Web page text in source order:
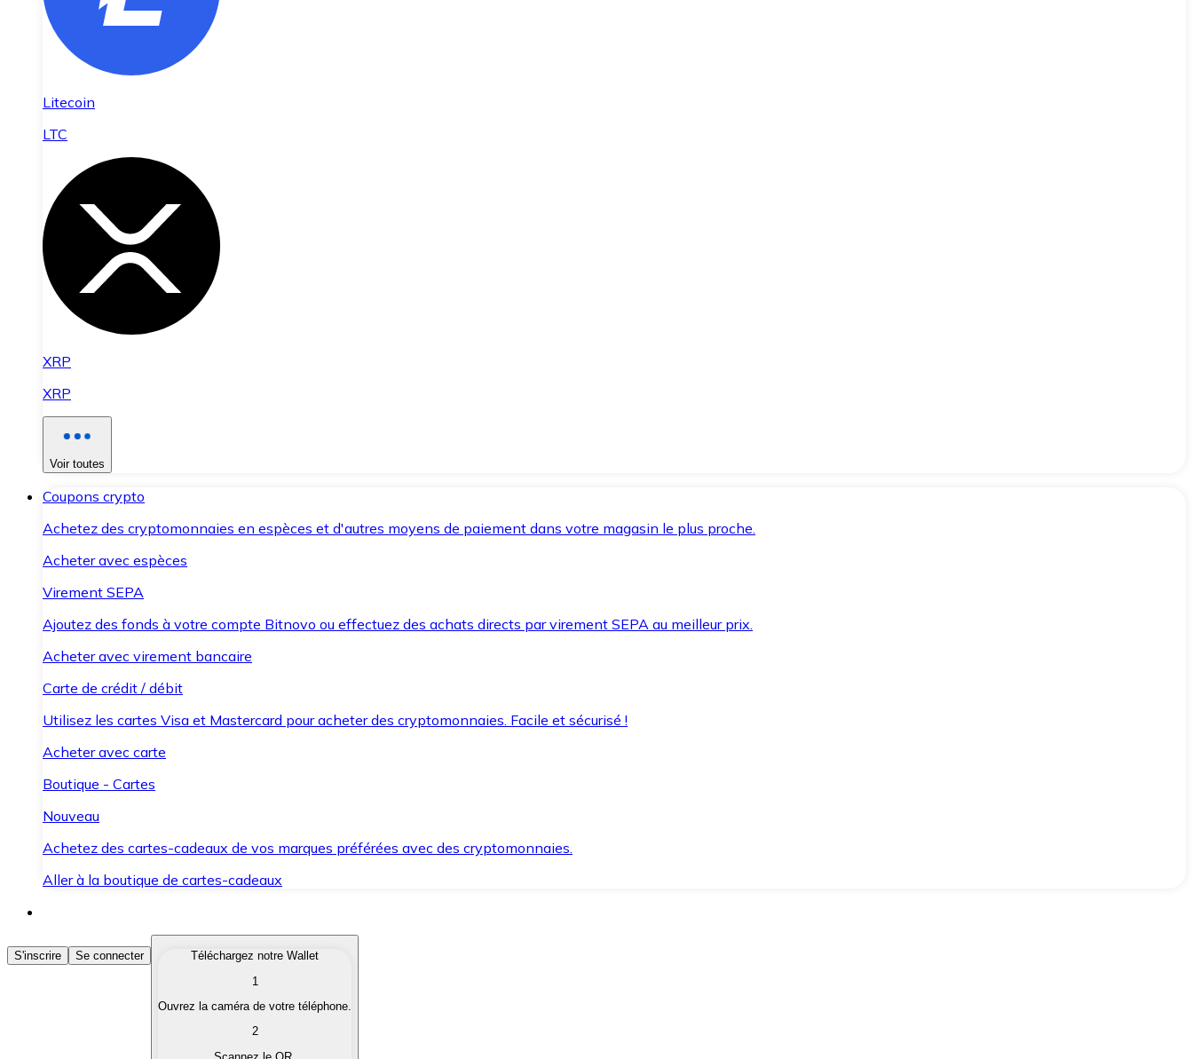
Litecoin
LTC
XRP
XRP
Voir toutes
Coupons crypto
Achetez des cryptomonnaies en espèces et d'autres moyens de paiement dans votre magasin le plus proche.
Acheter avec espèces
Virement SEPA
Ajoutez des fonds à votre compte Bitnovo ou effectuez des achats directs par virement SEPA au meilleur prix.
Acheter avec virement bancaire
Carte de crédit / débit
Utilisez les cartes Visa et Mastercard pour acheter des cryptomonnaies. Facile et sécurisé !
Acheter avec carte
Boutique - Cartes
Nouveau
Achetez des cartes-cadeaux de vos marques préférées avec des cryptomonnaies.
Aller à la boutique de cartes-cadeaux
Acheter des Cryptomonnaies
Achetez les cryptomonnaies qui vous intéressent rapidement et en toute sécurité.
Convertissez vos cryptomonnaies en monnaie fiduciaire lorsque vous en avez besoin.
S'inscrire Se connecter
Téléchargez notre Wallet
1
Ouvrez la caméra de votre téléphone.
2